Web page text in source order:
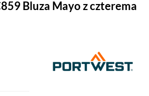
Bluza Mayo z czterema